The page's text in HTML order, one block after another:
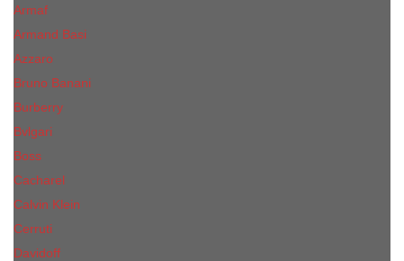
Armaf
Armand Basi
Azzaro
Bruno Banani
Burberry
Bvlgari
Boss
Cacharel
Calvin Klein
Cerruti
Davidoff